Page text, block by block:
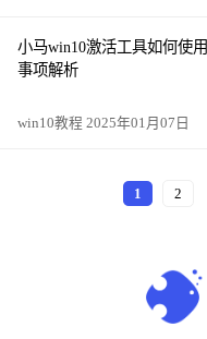
小马win10激活工具如何使
事项解析
win10教程 2025年01月07日
1 2